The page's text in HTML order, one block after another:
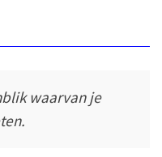
waarvan je